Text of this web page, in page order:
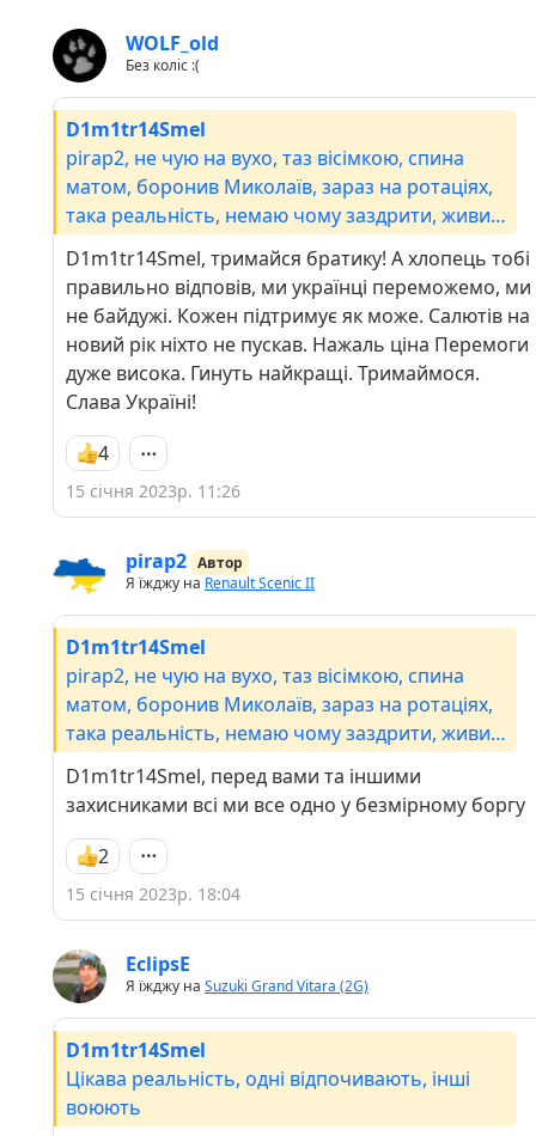
приказці: чому мій родич дожив до глибокої
старості - тому що він не пхав носа не в свої
справи..
WOLF_old
Без коліс :(
D1m1tr14Smel
pirap2, не чую на вухо, таз вісімкою, спина
матом, боронив Миколаїв, зараз на ротаціях,
така реальність, немаю чому заздрити, живий,
жива родина, дякую!
D1m1tr14Smel, тримайся братику! А хлопець тобі
правильно відповів, ми українці переможемо, ми
не байдужі. Кожен підтримує як може. Салютів на
новий рік ніхто не пускав. Нажаль ціна Перемоги
дуже висока. Гинуть найкращі. Тримаймося.
Слава Україні!
4
15 січня 2023р. 11:26
pirap2 Автор
Я їжджу на Renault Scenic II
D1m1tr14Smel
pirap2, не чую на вухо, таз вісімкою, спина
матом, боронив Миколаїв, зараз на ротаціях,
така реальність, немаю чому заздрити, живий,
D1m1tr14Smel, перед вами та іншими
захисниками всі ми все одно у безмірному боргу
2
15 січня 2023р. 18:04
EclipsE
Я їжджу на Suzuki Grand Vitara (2G)
D1m1tr14Smel
Цікава реальність, одні відпочивають, інші
воюють